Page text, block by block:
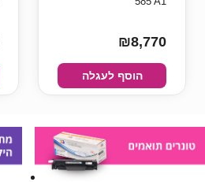
₪8,770
הוסף לעגלה